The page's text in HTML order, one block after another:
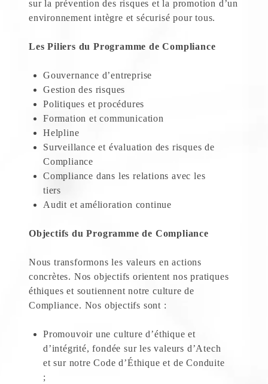
sur la prévention des risques et la promotion d’un
environnement intègre et sécurisé pour tous.
Les Piliers du Programme de Compliance
Gouvernance d’entreprise
Gestion des risques
Politiques et procédures
Formation et communication
Helpline
Surveillance et évaluation des risques de
Compliance
Compliance dans les relations avec les
tiers
Audit et amélioration continue
Objectifs du Programme de Compliance
Nous transformons les valeurs en actions
concrètes. Nos objectifs orientent nos pratiques
éthiques et soutiennent notre culture de
Compliance. Nos objectifs sont :
Promouvoir une culture d’éthique et
d’intégrité, fondée sur les valeurs d’Atech
et sur notre Code d’Éthique et de Conduite
;